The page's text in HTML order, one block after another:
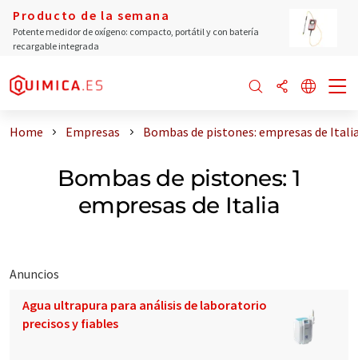
Producto de la semana
Potente medidor de oxígeno: compacto, portátil y con batería
recargable integrada
Home Empresas Bombas de pistones: empresas de
Bombas de pistones: 1
empresas de Italia
Anuncios
Agua ultrapura para análisis de laboratorio
precisos y fiables